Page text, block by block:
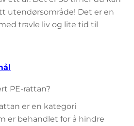
utendørsområde! Det er en
travle liv og lite tid til
PE-rattan?
er en kategori
er behandlet for å hindre